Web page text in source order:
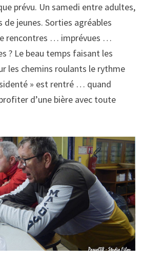
prévu. Un samedi entre adultes,
de jeunes. Sorties agréables
rencontres … imprévues …
? Le beau temps faisant les
les chemins roulants le rythme
» est rentré … quand
d’une bière avec toute